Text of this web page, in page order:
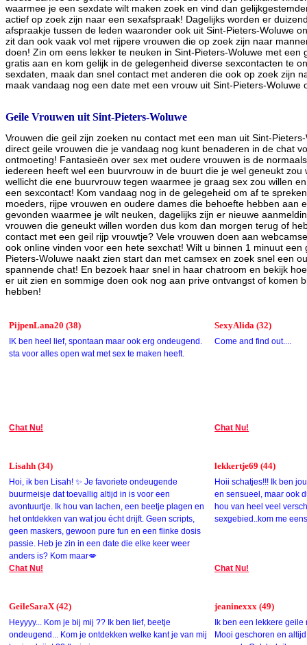
waarmee je een sexdate wilt maken zoek en vind dan
actief op zoek zijn naar een sexafspraak! Dagelijks worden er
afspraakje tussen de leden waaronder ook uit Sint-Pieters-Woluwe
zit dan ook vaak vol met rijpere vrouwen die op zoek zijn naar
doen! Zin om eens lekker te neuken in Sint-Pieters-Woluwe met een
gratis aan en kom gelijk in de gelegenheid diverse sexcontacten te
sexdaten, maak dan snel contact met anderen die ook op zoek zijn
maak vandaag nog een date met een vrouw uit Sint-Pieters-Woluwe
Geile Vrouwen uit Sint-Pieters-Woluwe
Vrouwen die geil zijn zoeken nu contact met een man uit Sint-
direct geile vrouwen die je vandaag nog kunt benaderen in de chat
ontmoeting! Fantasieën over sex met oudere vrouwen is de
iedereen heeft wel een buurvrouw in de buurt die je wel geneukt zou
wellicht die ene buurvrouw tegen waarmee je graag sex zou willen
een sexcontact! Kom vandaag nog in de gelegeheid om af te
moeders, rijpe vrouwen en oudere dames die behoefte hebben aan
gevonden waarmee je wilt neuken, dagelijks zijn er nieuwe
vrouwen die geneukt willen worden dus kom dan morgen terug of
contact met een geil rijp vrouwtje? Vele vrouwen doen aan
ook online vinden voor een hete sexchat! Wilt u binnen 1 minuut een
Pieters-Woluwe naakt zien start dan met camsex en zoek snel een
spannende chat! En bezoek haar snel in haar chatroom en bekijk
er uit zien en sommige doen ook nog aan prive ontvangst of komen
hebben!
PijpenLana20 (38)
IK ben heel lief, spontaan maar ook erg ondeugend.
sta voor alles open wat met sex te maken heeft.
Chat Nu!
SexyAlida (32)
Come and find out....
Chat Nu!
Lisahh (34)
Hoi, ik ben Lisah! ✨ Je favoriete ondeugende
buurmeisje dat toevallig altijd in is voor een
avontuurtje. Ik hou van lachen, een beetje plagen en
het ontdekken van wat jou écht drijft. Geen scripts,
geen maskers, gewoon pure fun en een flinke dosis
passie. Heb je zin in een date die elke keer weer
anders is? Kom maar💋
Chat Nu!
lekkertje69 (44)
Hoii schatjes!!! Ik ben
en sensueel, maar ook
hou van heel veel
sexgebied..kom me
Chat Nu!
GeileSaraX (42)
Heyyyy... Kom je bij mij ?? Ik ben lief, beetje
ondeugend... Kom je ontdekken welke kant je van mij
jeaninexxx (49)
Ik ben een lekkere
Mooi geschoren en